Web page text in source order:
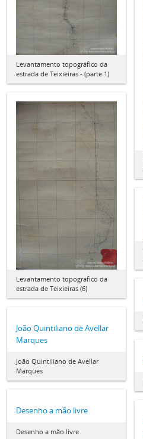
Levantamento topográfico da
estrada de Teixieiras - (parte 1)
Levantamento topográfico da
estrada de Teixieiras (6)
João Quintiliano de Avellar
Marques
João Quintiliano de Avellar
Marques
Desenho a mão livre
Desenho a mão livre